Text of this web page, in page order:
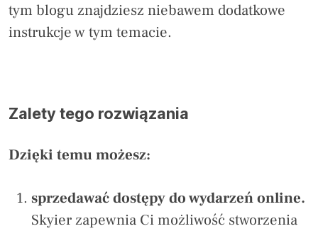
tym blogu znajdziesz niebawem dodatkowe
instrukcje w tym temacie.
Zalety tego rozwiązania
Dzięki temu możesz:
sprzedawać dostępy do wydarzeń online.
Skyier zapewnia Ci możliwość stworzenia